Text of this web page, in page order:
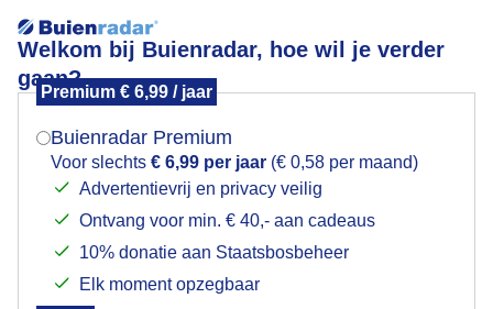
Welkom bij Buienradar, hoe wil je verder
gaan?
Premium € 6,99 / jaar
Buienradar Premium
Voor slechts € 6,99 per jaar (€ 0,58 per maand)
Advertentievrij en privacy veilig
Ontvang voor min. € 40,- aan cadeaus
10% donatie aan Staatsbosbeheer
Elk moment opzegbaar
Paraplu
Mogen we je locatie gebruiken voor het
Indien je hier nog geen akkoord op hebt gegeven,
verschijnt er zo een pop-up uit je browser waarin